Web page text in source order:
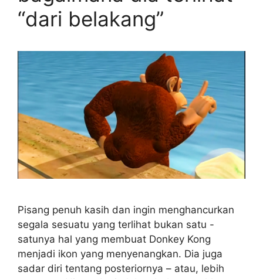
“dari belakang”
Pisang penuh kasih dan ingin menghancurkan
segala sesuatu yang terlihat bukan satu -
satunya hal yang membuat Donkey Kong
menjadi ikon yang menyenangkan. Dia juga
sadar diri tentang posteriornya – atau, lebih